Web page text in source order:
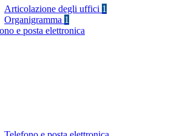
Articolazione degli uffici 1
Organigramma 1
e posta elettronica